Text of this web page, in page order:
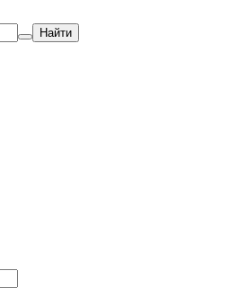
Найти